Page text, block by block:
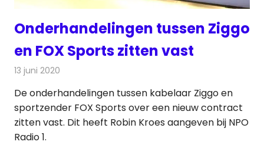
Onderhandelingen tussen Ziggo
en FOX Sports zitten vast
13 juni 2020
De onderhandelingen tussen kabelaar Ziggo en
sportzender FOX Sports over een nieuw contract
zitten vast. Dit heeft Robin Kroes aangeven bij NPO
Radio 1.